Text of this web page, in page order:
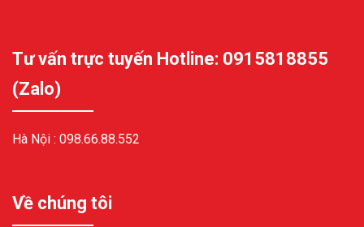
Tư vấn trực tuyến Hotline: 0915818855
(Zalo)
Hà Nội : 098.66.88.552
Về chúng tôi